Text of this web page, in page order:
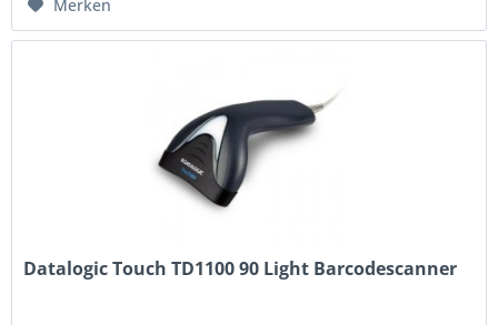
Merken
Datalogic Touch TD1100 90 Light Barcodescanner